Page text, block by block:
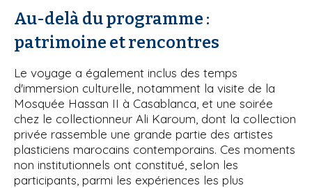
Au-delà du programme :
patrimoine et rencontres
Le voyage a également inclus des temps
d'immersion culturelle, notamment la visite de la
Mosquée Hassan II à Casablanca, et une soirée
chez le collectionneur Ali Karoum, dont la collection
privée rassemble une grande partie des artistes
plasticiens marocains contemporains. Ces moments
non institutionnels ont constitué, selon les
participants, parmi les expériences les plus